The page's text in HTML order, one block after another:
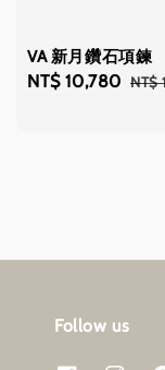
VA 新月鑽石項鍊
Sale
NT$ 10,780 NT$
Follow us